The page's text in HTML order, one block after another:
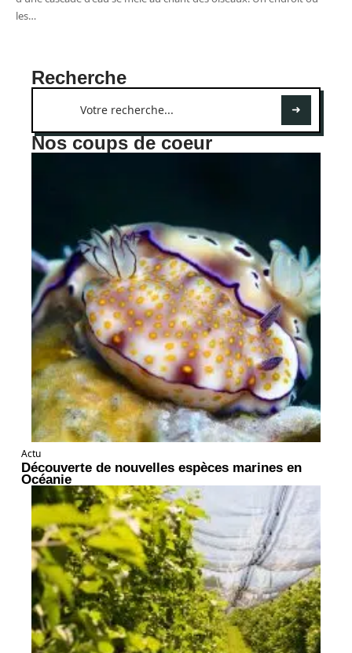
les…
Recherche
Nos coups de coeur
Actu
Découverte de nouvelles espèces marines en
Océanie